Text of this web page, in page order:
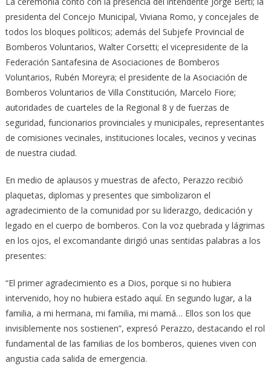
presidenta del Concejo Municipal, Viviana Romo, y concejales de
todos los bloques políticos; además del Subjefe Provincial de
Bomberos Voluntarios, Walter Corsetti; el vicepresidente de la
Federación Santafesina de Asociaciones de Bomberos
Voluntarios, Rubén Moreyra; el presidente de la Asociación de
Bomberos Voluntarios de Villa Constitución, Marcelo Fiore;
autoridades de cuarteles de la Regional 8 y de fuerzas de
seguridad, funcionarios provinciales y municipales, representantes
de comisiones vecinales, instituciones locales, vecinos y vecinas
de nuestra ciudad.
En medio de aplausos y muestras de afecto, Perazzo recibió
plaquetas, diplomas y presentes que simbolizaron el
agradecimiento de la comunidad por su liderazgo, dedicación y
legado en el cuerpo de bomberos. Con la voz quebrada y lágrimas
en los ojos, el excomandante dirigió unas sentidas palabras a los
presentes:
“El primer agradecimiento es a Dios, porque si no hubiera
intervenido, hoy no hubiera estado aquí. En segundo lugar, a la
familia, a mi hermana, mi familia, mi mamá… Ellos son los que
invisiblemente nos sostienen”, expresó Perazzo, destacando el rol
fundamental de las familias de los bomberos, quienes viven con
angustia cada salida de emergencia.